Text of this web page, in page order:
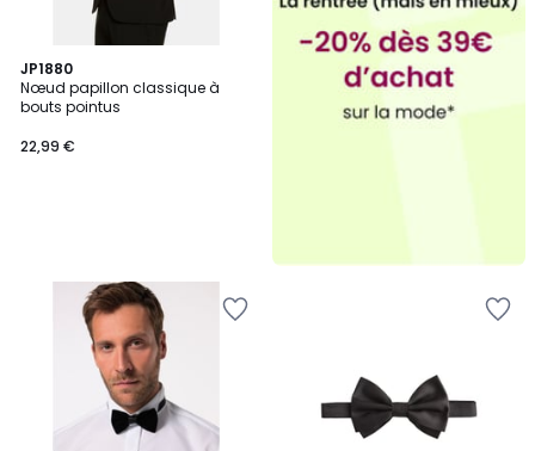
JP1880
Nœud papillon classique à
bouts pointus
22,99 €